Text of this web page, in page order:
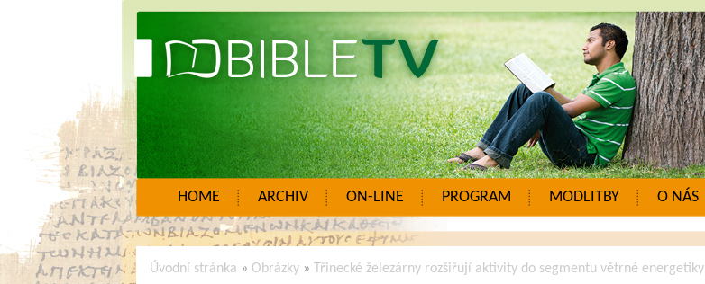
HOME ARCHIV ON-LINE PROGRAM MODLITBY O NÁS
Úvodní stránka » Obrázky» Třinecké železárny rozšiřují aktivity do segmentu větrné energetiky